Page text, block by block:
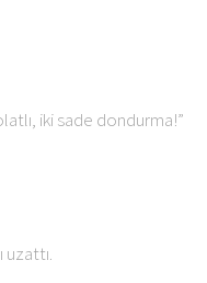
iki sade dondurma!”
uzattı.